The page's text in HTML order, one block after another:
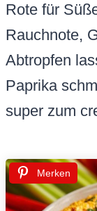
Rote für
Rauchnote,
Abtropfen
Paprika
super zum
Merken